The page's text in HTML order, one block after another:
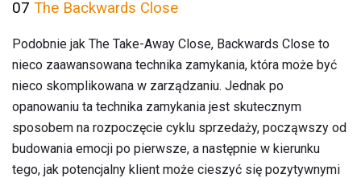
07 The Backwards Close
Podobnie jak The Take-Away Close, Backwards Close to
nieco zaawansowana technika zamykania, która może być
nieco skomplikowana w zarządzaniu. Jednak po
opanowaniu ta technika zamykania jest skutecznym
sposobem na rozpoczęcie cyklu sprzedaży, począwszy od
budowania emocji po pierwsze, a następnie w kierunku
tego, jak potencjalny klient może cieszyć się pozytywnymi